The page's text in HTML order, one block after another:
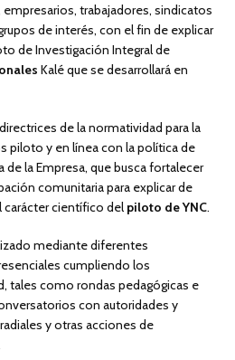
trabajadores, sindicatos
de interés, con el fin de explicar
de Investigación Integral de
Kalé que se desarrollará en
de la normatividad para la
piloto y en línea con la política de
la Empresa, que busca fortalecer
comunitaria para explicar de
carácter científico del piloto de YNC.
mediante diferentes
cumpliendo los
tales como rondas pedagógicas e
con autoridades y
y otras acciones de